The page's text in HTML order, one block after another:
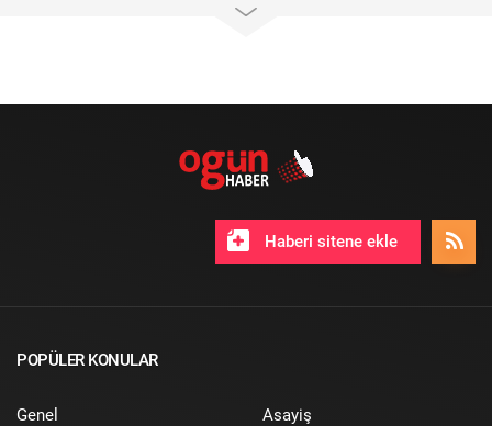
Haberi sitene ekle
POPÜLER KONULAR
Genel
Asayiş